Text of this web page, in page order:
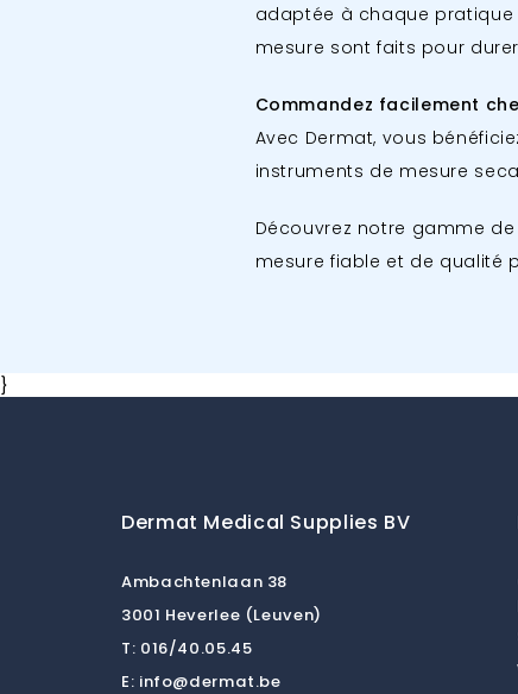
adaptée à chaque pratique
mesure sont faits pour
Commandez facilement
Avec Dermat, vous
instruments de mesure
Découvrez notre gamme
mesure fiable et de qualité
Dermat Medical Supplies BV
Ambachtenlaan 38
3001 Heverlee (Leuven)
T: 016/40.05.45
E: info@dermat.be
}